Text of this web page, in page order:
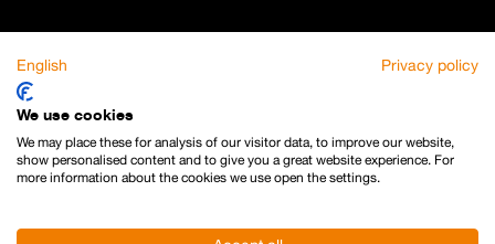
English Privacy policy
We use cookies
We may place these for analysis of our visitor data, to improve our website,
show personalised content and to give you a great website experience. For
more information about the cookies we use open the settings.